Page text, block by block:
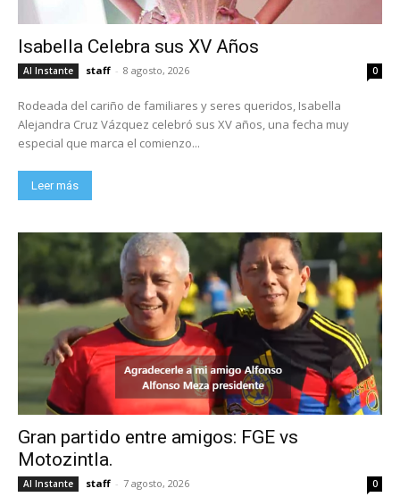
Isabella Celebra sus XV Años
Al Instante staff - 8 agosto, 2026 0
Rodeada del cariño de familiares y seres queridos, Isabella
Alejandra Cruz Vázquez celebró sus XV años, una fecha muy
especial que marca el comienzo...
Leer más
Gran partido entre amigos: FGE vs
Motozintla.
Al Instante staff - 7 agosto, 2026 0